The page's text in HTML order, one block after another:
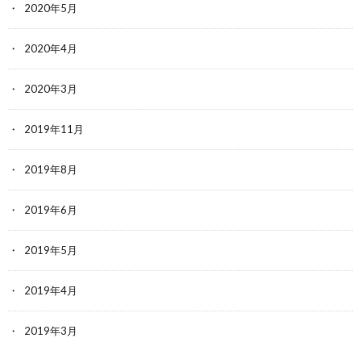
2020年5月
2020年4月
2020年3月
2019年11月
2019年8月
2019年6月
2019年5月
2019年4月
2019年3月